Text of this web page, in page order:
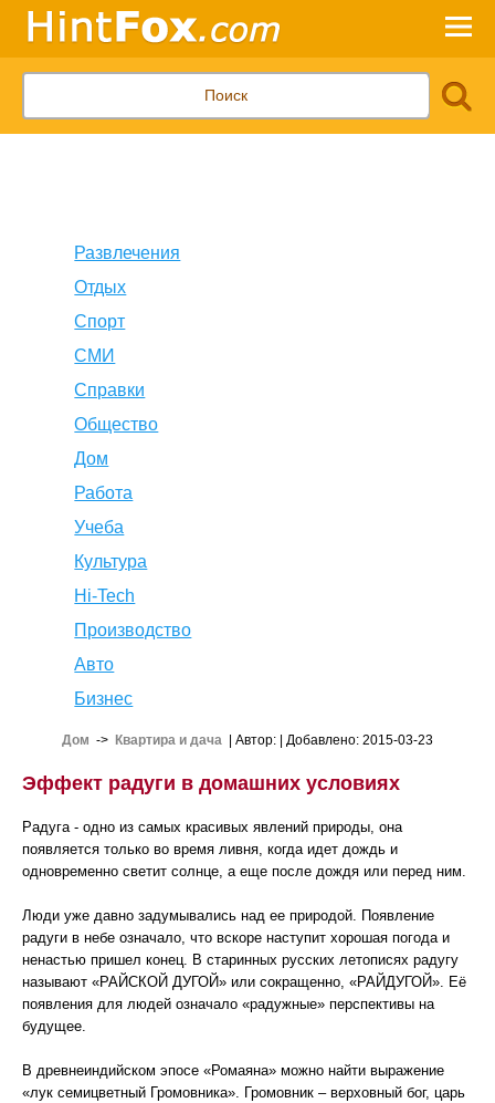
Развлечения
Отдых
Спорт
СМИ
Справки
Общество
Дом
Работа
Учеба
Культура
Hi-Tech
Производство
Авто
Бизнес
Дом -> Квартира и дача | Автор: | Добавлено: 2015-03-23
Эффект радуги в домашних условиях
Радуга - одно из самых красивых явлений природы, она
появляется только во время ливня, когда идет дождь и
одновременно светит солнце, а еще после дождя или перед ним.
Люди уже давно задумывались над ее природой. Появление
радуги в небе означало, что вскоре наступит хорошая погода и
ненастью пришел конец. В старинных русских летописях радугу
называют «РАЙСКОЙ ДУГОЙ» или сокращенно, «РАЙДУГОЙ». Её
появления для людей означало «радужные» перспективы на
будущее.
В древнеиндийском эпосе «Ромаяна» можно найти выражение
«лук семицветный Громовника». Громовник – верховный бог, царь